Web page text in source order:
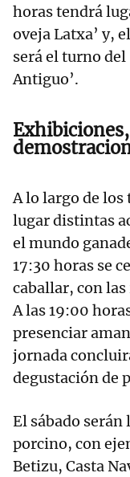
horas tendrá
oveja Latxa’ y,
será el turno del
Antiguo’.
A lo largo de
lugar distintas
el mundo
17:30 horas se
caballar, con las
A las 19:00
presenciar
jornada
degustación de
El sábado
porcino, con
Betizu, Casta